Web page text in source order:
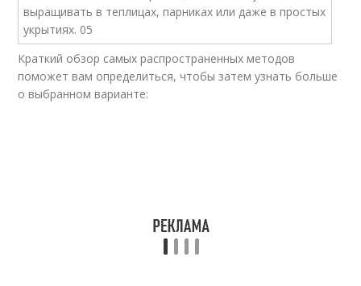
Краткий обзор самых распространенных методов
поможет вам определиться, чтобы затем узнать больше
о выбранном варианте: